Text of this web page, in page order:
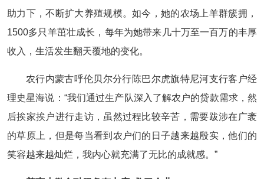
助力下，不断扩大养殖规模。如今，她的农场上羊群簇拥，
1500多只羊茁壮成长，每年为她带来几十万至一百万的丰厚
收入，生活发生翻天覆地的变化。
农行内蒙古呼伦贝尔分行陈巴尔虎旗特尼河支行客户经
理史星海说：“我们通过生产队深入了解农户的贷款需求，然
后挨家挨户进行走访，虽然过程比较辛苦，需要跋涉在广袤
的草原上，但是每当看到农户们的日子越来越殷实，他们的
笑容越来越灿烂，我内心就充满了无比的成就感。”